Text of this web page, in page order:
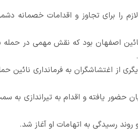
را برای تجاوز و اقدامات خصمانه
اصفهان بود که نقش مهمی در حمله
از اغتشاشگران به فرمانداری نائین
حضور یافته و اقدام به تیراندازی به
رسیدگی به اتهامات او آغاز شد.